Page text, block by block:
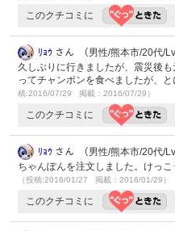
このクチコミに
ﾘｮｳ さん （男性/熊本市/20代/
久しぶりに行きましたが、震災後
ってチャンポンを食べましたが、
稿:2016/07/29 掲載：2016/07/29）
このクチコミに
ﾘｮｳ さん （男性/熊本市/20代/
ちゃんぽんを注文しました。けっ
（投稿:2016/01/27 掲載：2016/01/29）
このクチコミに